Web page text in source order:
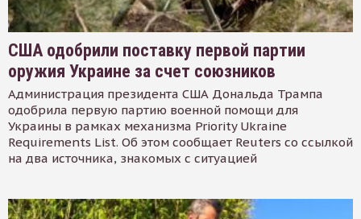
США одобрили поставку первой партии
оружия Украине за счет союзников
Администрация президента США Дональда Трампа
одобрила первую партию военной помощи для
Украины в рамках механизма Priority Ukraine
Requirements List. Об этом сообщает Reuters со ссылкой
на два источника, знакомых с ситуацией